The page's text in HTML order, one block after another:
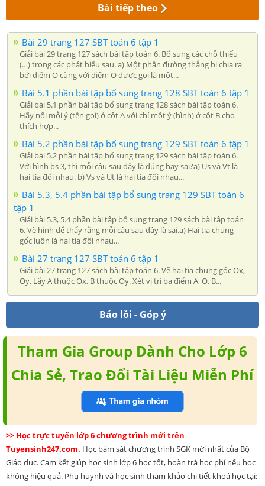
Bài tiếp theo
Bài 29 trang 127 SBT toán 6 tập 1
Giải bài 29 trang 127 sách bài tập toán 6. Bổ sung các chỗ thiếu
(…) trong các phát biểu sau. a) Một phần đường thẳng bị chia ra
bởi điểm O cùng với điểm O được gọi là một...
Bài 5.1 phần bài tập bổ sung trang 128 SBT toán 6 tập 1
Giải bài 5.1 phần bài tập bổ sung trang 128 sách bài tập toán 6.
Hãy nối mỗi ý (tên gọi) ở cột A với chỉ một ý (hình) ở cột B cho
thích hợp...
Bài 5.2 phần bài tập bổ sung trang 129 SBT toán 6 tập 1
Giải bài 5.2 phần bài tập bổ sung trang 129 sách bài tập toán 6.
Với hình bs 3, thì mỗi câu sau đây là đúng hay sai?a) Us và Vt là
hai tia đối nhau. b) Vs và Ut là hai tia đối nhau...
Bài 5.3, 5.4 phần bài tập bổ sung trang 129 SBT toán 6
tập 1
Giải bài 5.3, 5.4 phần bài tập bổ sung trang 129 sách bài tập toán
6. Vẽ hình để thấy rằng mỗi câu sau đây là sai.a) Hai tia chung
gốc luôn là hai tia đối nhau...
Bài 27 trang 127 SBT toán 6 tập 1
Giải bài 27 trang 127 sách bài tập toán 6. Vẽ hai tia chung gốc Ox,
Oy. Lấy A thuộc Ox, B thuộc Oy. Xét vị trí ba điểm A, O, B...
Báo lỗi - Góp ý
Tham Gia Group Dành Cho Lớp 6
Chia Sẻ, Trao Đổi Tài Liệu Miễn Phí
>> Học trực tuyến lớp 6 chương trình mới trên
Tuyensinh247.com. Học bám sát chương trình SGK mới nhất của Bộ
Giáo dục. Cam kết giúp học sinh lớp 6 học tốt, hoàn trả học phí nếu học
không hiệu quả. Phụ huynh và học sinh tham khảo chi tiết khoá học tại: